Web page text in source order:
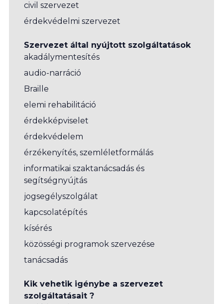
civil szervezet
érdekvédelmi szervezet
Szervezet által nyújtott szolgáltatások
akadálymentesítés
audio-narráció
Braille
elemi rehabilitáció
érdekképviselet
érdekvédelem
érzékenyítés, szemléletformálás
informatikai szaktanácsadás és
segítségnyújtás
jogsegélyszolgálat
kapcsolatépítés
kísérés
közösségi programok szervezése
tanácsadás
Kik vehetik igénybe a szervezet
szolgáltatásait ?